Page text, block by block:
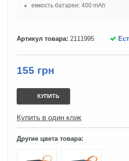
емкость батареи: 400 mAh
Артикул товара: 2111995
155 грн
КУПИТЬ
Купить в один клик
Другие цвета товара: